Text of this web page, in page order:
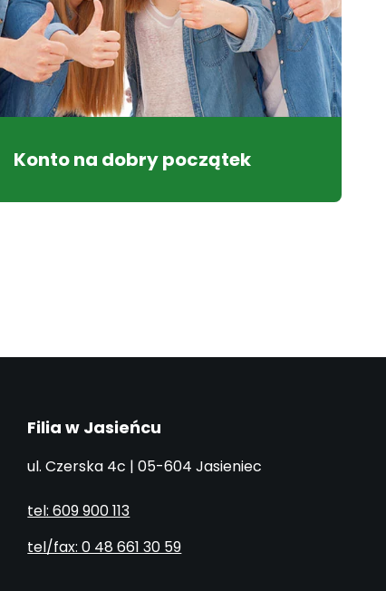
Konto na dobry początek
Filia w Jasieńcu
ul. Czerska 4c | 05-604 Jasieniec
tel: 609 900 113
tel/fax: 0 48 661 30 59